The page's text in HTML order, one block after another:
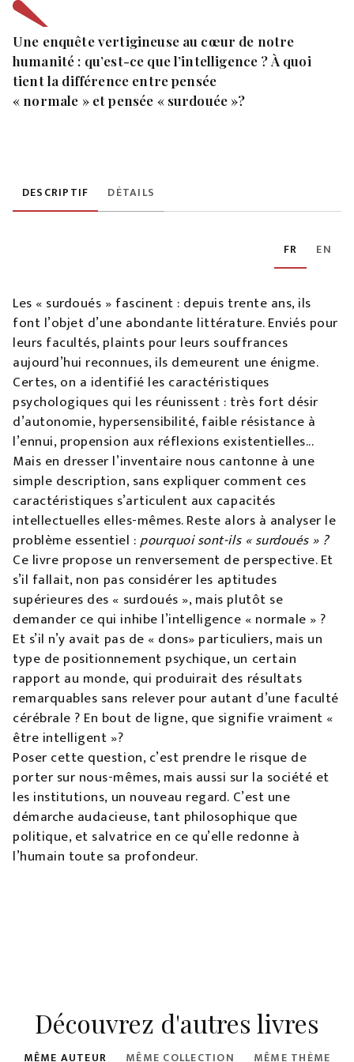
Une enquête vertigineuse au cœur de notre
humanité : qu’est-ce que l’intelligence ? À quoi
tient la différence entre pensée
« normale » et pensée « surdouée »?
DESCRIPTIF DÉTAILS
FR EN
Les « surdoués » fascinent : depuis trente ans, ils
font l’objet d’une abondante littérature. Enviés pour
leurs facultés, plaints pour leurs souffrances
aujourd’hui reconnues, ils demeurent une énigme.
Certes, on a identifié les caractéristiques
psychologiques qui les réunissent : très fort désir
d’autonomie, hypersensibilité, faible résistance à
l’ennui, propension aux réflexions existentielles...
Mais en dresser l’inventaire nous cantonne à une
simple description, sans expliquer comment ces
caractéristiques s’articulent aux capacités
intellectuelles elles-mêmes. Reste alors à analyser le
problème essentiel :pourquoi sont-ils « surdoués » ?
Ce livre propose un renversement de perspective. Et
s’il fallait, non pas considérer les aptitudes
supérieures des « surdoués », mais plutôt se
demander ce qui inhibe l’intelligence « normale » ?
Et s’il n’y avait pas de « dons» particuliers, mais un
type de positionnement psychique, un certain
rapport au monde, qui produirait des résultats
remarquables sans relever pour autant d’une faculté
cérébrale ? En bout de ligne, que signifie vraiment «
être intelligent »?
Poser cette question, c’est prendre le risque de
porter sur nous-mêmes, mais aussi sur la société et
les institutions, un nouveau regard. C’est une
démarche audacieuse, tant philosophique que
politique, et salvatrice en ce qu’elle redonne à
l’humain toute sa profondeur.
Découvrez d'autres livres
MÊME AUTEUR MÊME COLLECTION MÊME THÈME